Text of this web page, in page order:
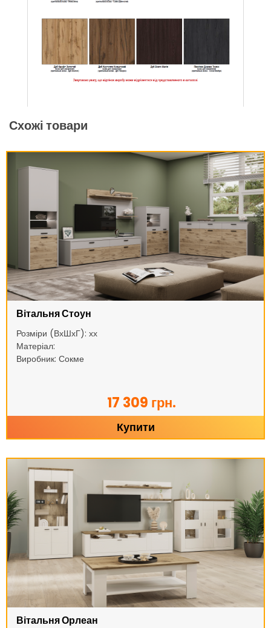
Схожі товари
Вітальня Стоун
Розміри (ВхШхГ): хх
Матеріал:
Виробник: Сокме
17 309 грн.
Купити
Вітальня Орлеан